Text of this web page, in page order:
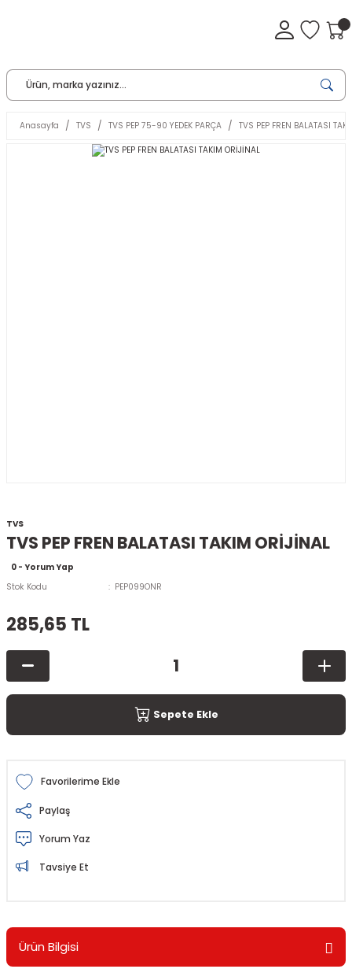
Anasayfa TVS TVS PEP 75-90 YEDEK PARÇA TVS PEP FREN BALATASI
TVS
TVS PEP FREN BALATASI TAKIM ORİJİNAL
0 - Yorum Yap
Stok Kodu
PEP099ONR
285,65 TL
Sepete Ekle
Paylaş
Yorum Yaz
Tavsiye Et
Ürün Bilgisi